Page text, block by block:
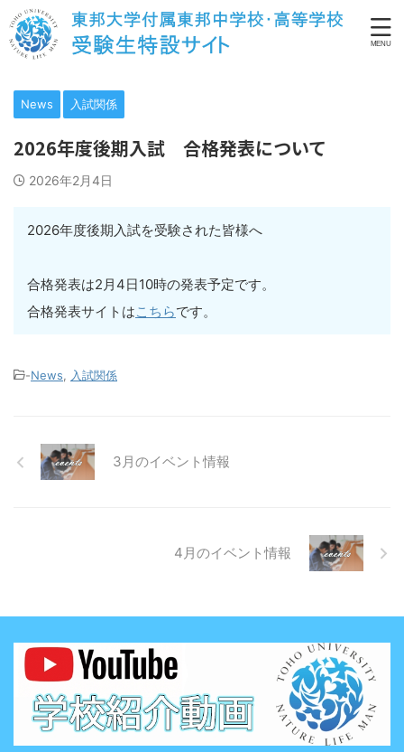
News 入試関係
2026年度後期入試 合格発表について
2026年2月4日
2026年度後期入試を受験された皆様へ
合格発表は2月4日10時の発表予定です。
合格発表サイトはこちらです。
-News 入試関係
3月のイベント情報
4月のイベント情報